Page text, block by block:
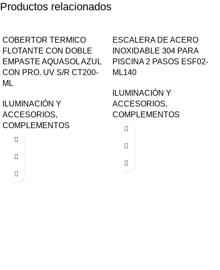
Productos relacionados
COBERTOR TERMICO
FLOTANTE CON DOBLE
EMPASTE AQUASOL AZUL
CON PRO. UV S/R CT200-
ML
ILUMINACIÓN Y
ACCESORIOS,
COMPLEMENTOS
ESCALERA DE ACERO
INOXIDABLE 304 PARA
PISCINA 2 PASOS ESF02-
ML140
ILUMINACIÓN Y
ACCESORIOS,
COMPLEMENTOS